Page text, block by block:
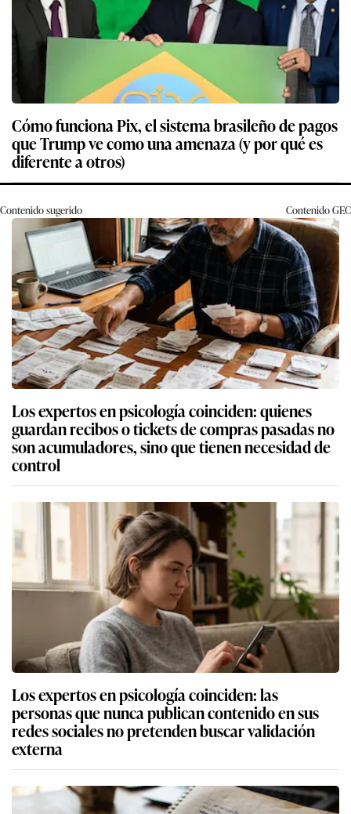
Cómo funciona Pix, el sistema brasileño de pagos
que Trump ve como una amenaza (y por qué es
diferente a otros)
Contenido sugerido ContenidoGEC
Los expertos en psicología coinciden: quienes
guardan recibos o tickets de compras pasadas no
son acumuladores, sino que tienen necesidad de
control
Los expertos en psicología coinciden: las
personas que nunca publican contenido en sus
redes sociales no pretenden buscar validación
externa